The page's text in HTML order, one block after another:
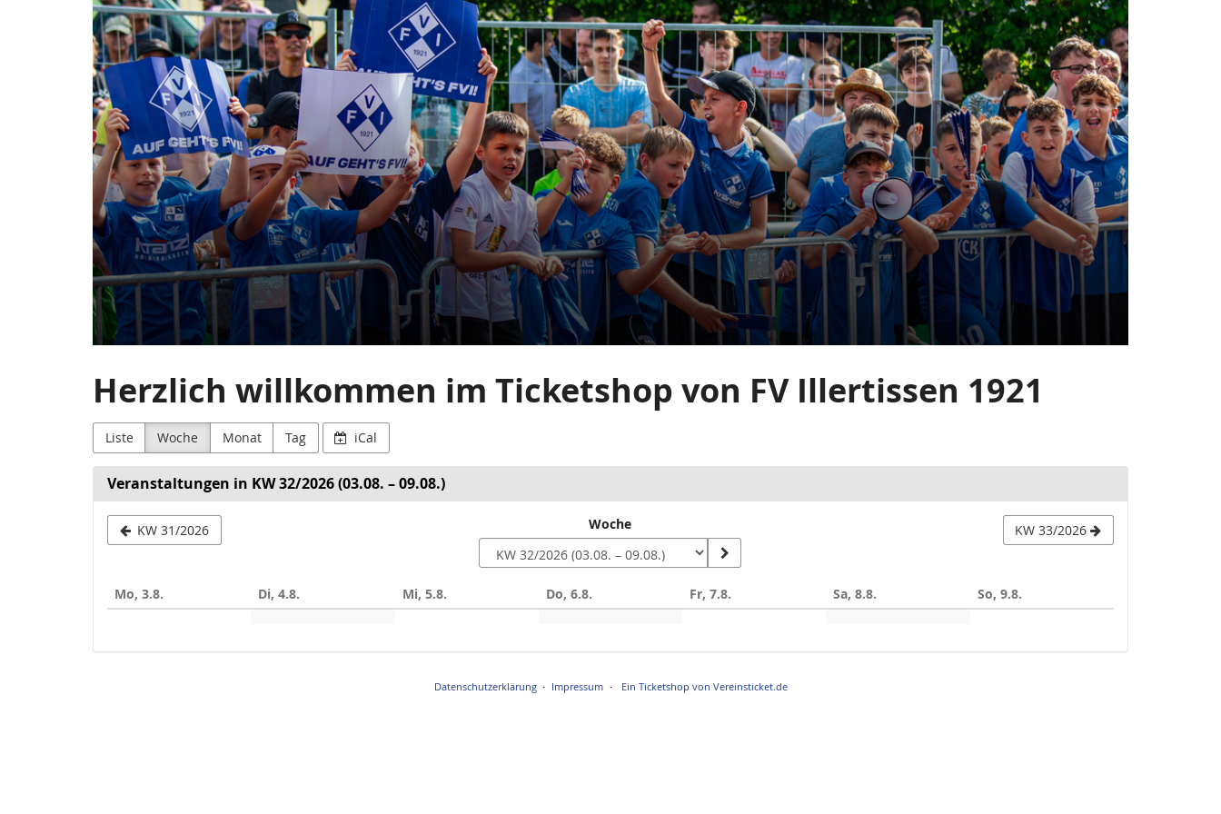
FV
Illertissen
1921
Herzlich willkommen im Ticketshop von FV Illertissen 1921
Liste Woche Monat Tag iCal
Veranstaltungen in KW 32/2026 (03.08. – 09.08.)
KW 31/2026
auswählen
Woche KW 33/2026
Mo, 3.8. Di, 4.8. Mi, 5.8. Do, 6.8. Fr, 7.8. Sa, 8.8. So, 9.8.
Datenschutzerklärung Impressum Ein Ticketshop von Vereinsticket.de